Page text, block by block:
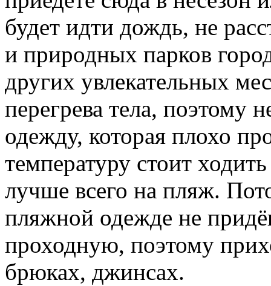
будет идти дождь, не
и природных парков
других увлекательных
перегрева тела, поэтому
одежду, которая плохо
температуру стоит
лучше всего на пляж.
пляжной одежде не
проходную, поэтому
брюках, джинсах.